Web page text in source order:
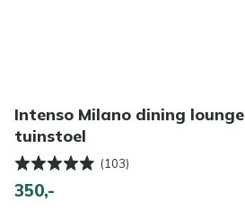
Intenso Milano dining lounge
tuinstoel
(103)
350,-